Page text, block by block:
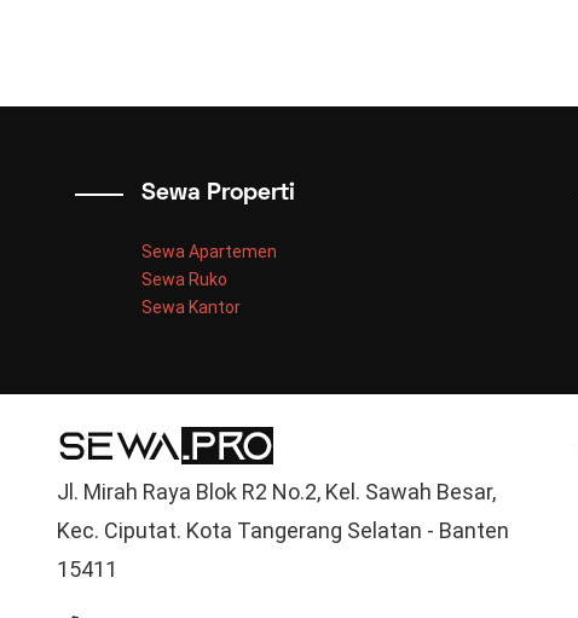
Sewa Properti
Sewa Apartemen
Sewa Ruko
Sewa Kantor
Jl. Mirah Raya Blok R2 No.2, Kel. Sawah Besar,
Kec. Ciputat. Kota Tangerang Selatan - Banten
15411